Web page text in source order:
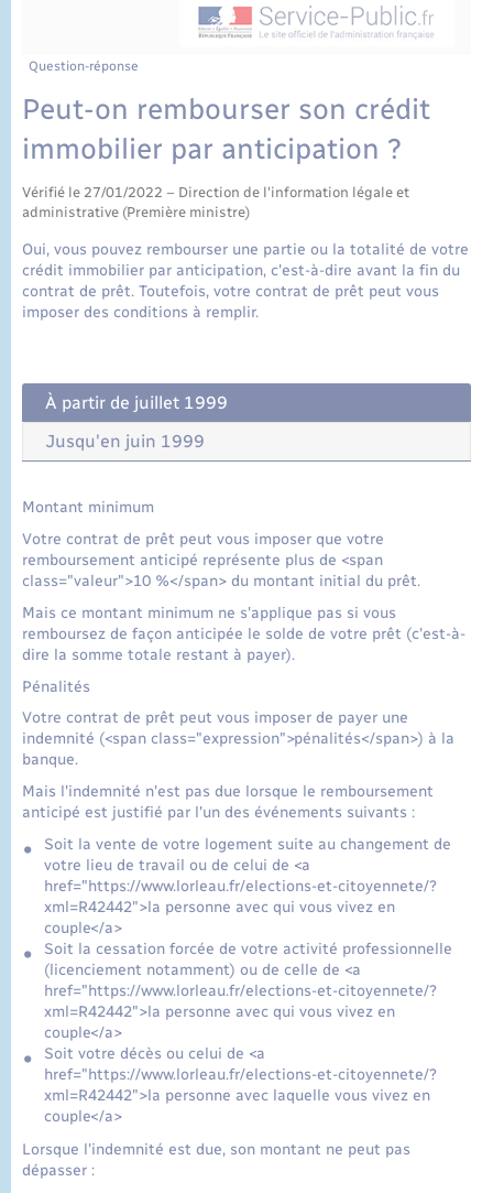
Question-réponse
Peut-on rembourser son crédit
immobilier par anticipation ?
Vérifié le 27/01/2022 – Direction de l'information légale et
administrative (Première ministre)
Oui, vous pouvez rembourser une partie ou la totalité de votre
crédit immobilier par anticipation, c'est-à-dire avant la fin du
contrat de prêt. Toutefois, votre contrat de prêt peut vous
imposer des conditions à remplir.
À partir de juillet 1999
Jusqu'en juin 1999
Montant minimum
Votre contrat de prêt peut vous imposer que votre
remboursement anticipé représente plus de <span
class="valeur">10 %</span> du montant initial du prêt.
Mais ce montant minimum ne s'applique pas si vous
remboursez de façon anticipée le solde de votre prêt (c'est-à-
dire la somme totale restant à payer).
Pénalités
Votre contrat de prêt peut vous imposer de payer une
indemnité (<span class="expression">pénalités</span>) à la
banque.
Mais l'indemnité n'est pas due lorsque le remboursement
anticipé est justifié par l'un des événements suivants :
Soit la vente de votre logement suite au changement de
votre lieu de travail ou de celui de <a
href="https://www.lorleau.fr/elections-et-citoyennete/?
xml=R42442">la personne avec qui vous vivez en
couple</a>
Soit la cessation forcée de votre activité professionnelle
(licenciement notamment) ou de celle de <a
href="https://www.lorleau.fr/elections-et-citoyennete/?
xml=R42442">la personne avec qui vous vivez en
couple</a>
Soit votre décès ou celui de <a
href="https://www.lorleau.fr/elections-et-citoyennete/?
xml=R42442">la personne avec laquelle vous vivez en
couple</a>
Lorsque l'indemnité est due, son montant ne peut pas
dépasser :